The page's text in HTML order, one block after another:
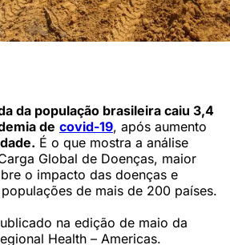
da população brasileira caiu 3,4
de covid-19, após aumento
É o que mostra a análise
Global de Doenças, maior
o impacto das doenças e
de mais de 200 países.
na edição de maio da
Health – Americas.